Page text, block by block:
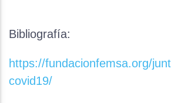
Bibliografía:
https://fundacionfemsa.org/
covid19/